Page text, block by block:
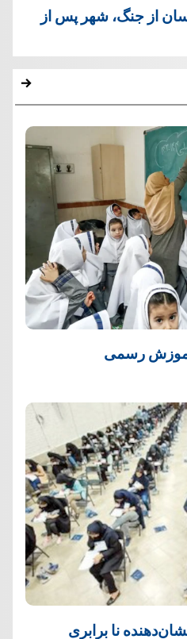
از جنگ، شهر پس از
آموزش رسمی
نا برابری